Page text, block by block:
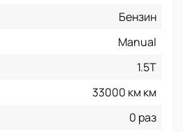
Бензин
Manual
1.5T
33000 км км
0 раз